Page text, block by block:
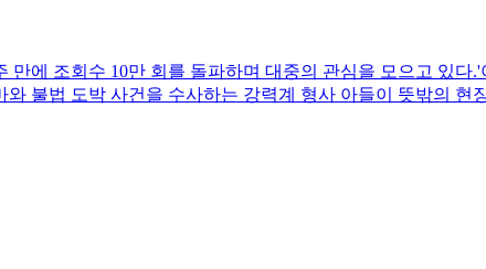
에 조회수 10만 회를 돌파하며 대중의 관심을 모으고 있다
불법 도박 사건을 수사하는 강력계 형사 아들이 뜻밖의 현